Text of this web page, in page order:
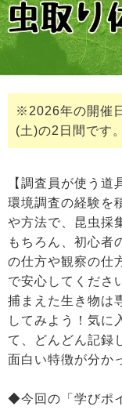
※2026年の開催
(土)の2日間です。
【調査員が使う道
環境調査の経験を
や方法で、昆虫採
もちろん、初心者
の仕方や観察の仕
で安心してくださ
捕まえた生き物は
してみよう！気に
て、どんどん記録
面白い特徴が分か
◆今回の「学びポ